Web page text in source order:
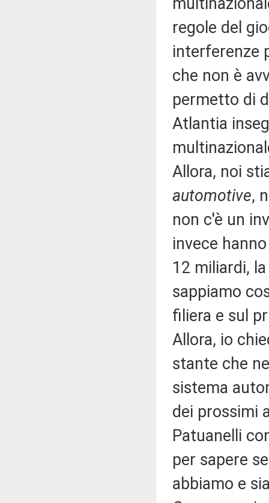
regole del
interferenze
che non è
permetto di
Atlantia
Allora, noi
automotive,
non c'è un
invece
12 miliardi,
sappiamo
filiera e sul
Allora, io
stante che
sistema
dei prossimi
Patuanelli
per sapere
abbiamo e